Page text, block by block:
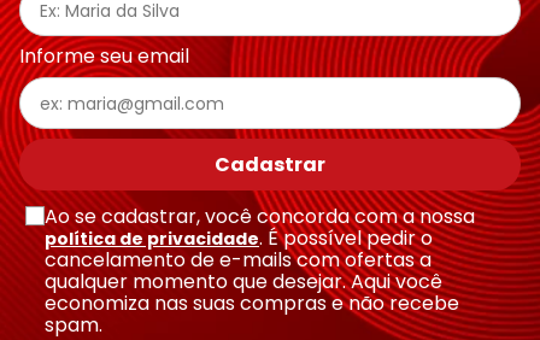
Informe seu email
Cadastrar
Ao se cadastrar, você concorda com a nossa
política de privacidade. É possível pedir o
cancelamento de e-mails com ofertas a
qualquer momento que desejar. Aqui você
economiza nas suas compras e não recebe
spam.